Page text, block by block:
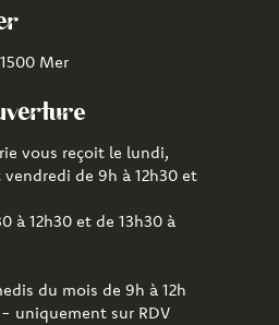
Mer
vous reçoit le lundi,
de 9h à 12h30 et
à 12h30 et de 13h30 à
du mois de 9h à 12h
uniquement sur RDV